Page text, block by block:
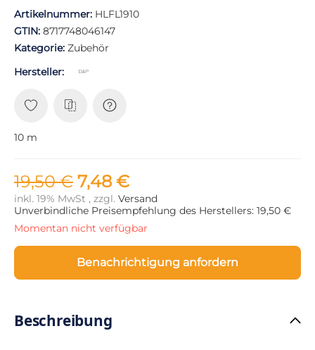
Artikelnummer: HLFL1910
GTIN: 8717748046147
Kategorie: Zubehör
Hersteller:
10 m
19,50 € 7,48 €
inkl. 19% MwSt , zzgl. Versand
Unverbindliche Preisempfehlung des Herstellers: 19,50 €
Momentan nicht verfügbar
Benachrichtigung anfordern
Beschreibung